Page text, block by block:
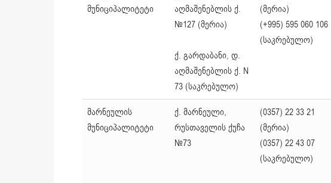
მუნიციპალიტეტი
აღმაშენებლის ქ.
№127 (მერია)
ქ. გარდაბანი, დ.
აღმაშენებლის ქ. N
73 (საკრებულო)
(მერია)
(+995) 595 060 106
(საკრებულო)
მარნეულის
მუნიციპალიტეტი
ქ. მარნეული,
რუსთაველის ქუჩა
№73
(0357) 22 33 21
(მერია)
(0357) 22 43 07
(საკრებულო)